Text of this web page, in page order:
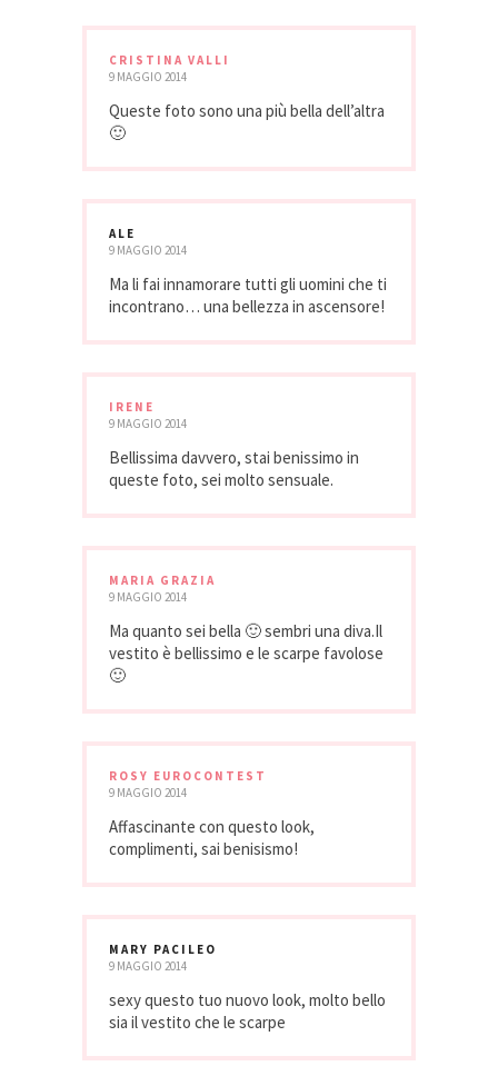
CRISTINA VALLI
9 MAGGIO 2014
Queste foto sono una più bella dell’altra
🙂
ALE
9 MAGGIO 2014
Ma li fai innamorare tutti gli uomini che ti
incontrano… una bellezza in ascensore!
IRENE
9 MAGGIO 2014
Bellissima davvero, stai benissimo in
queste foto, sei molto sensuale.
MARIA GRAZIA
9 MAGGIO 2014
Ma quanto sei bella 🙂 sembri una diva.Il
vestito è bellissimo e le scarpe favolose
🙂
ROSY EUROCONTEST
9 MAGGIO 2014
Affascinante con questo look,
complimenti, sai benisismo!
MARY PACILEO
9 MAGGIO 2014
sexy questo tuo nuovo look, molto bello
sia il vestito che le scarpe